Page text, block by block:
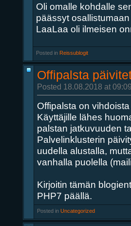
Oli omalle kohdalle
päässyt
LaaLaa oli ilmeisen
Posted in Reissublogit
Offipalsta
Posted 18.08.2018 at
Offipalsta on
Käyttäjille lähes
palstan jatkuvuuden
Palvelinklusterin
uudella alustalla,
vanhalla puolella
Kirjoitin tämän
PHP7 päällä.
Posted in Uncategorized